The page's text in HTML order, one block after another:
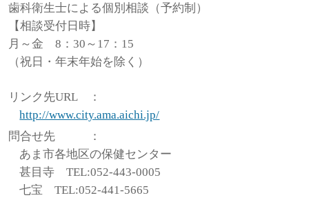
歯科衛生士による個別相談（予約制）
【相談受付日時】
月～金 8：30～17：15
（祝日・年末年始を除く）
リンク先URL
：
http://www.city.ama.aichi.jp/
問合せ先
：
あま市各地区の保健センター
甚目寺 TEL:052-443-0005
七宝 TEL:052-441-5665